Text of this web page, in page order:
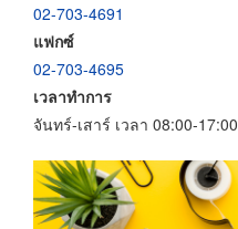
02-703-4691
แฟกซ์
02-703-4695
เวลาทำการ
จันทร์-เสาร์ เวลา 08:00-17:00